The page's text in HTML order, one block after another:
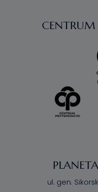
CENTRUM
ul. gen.